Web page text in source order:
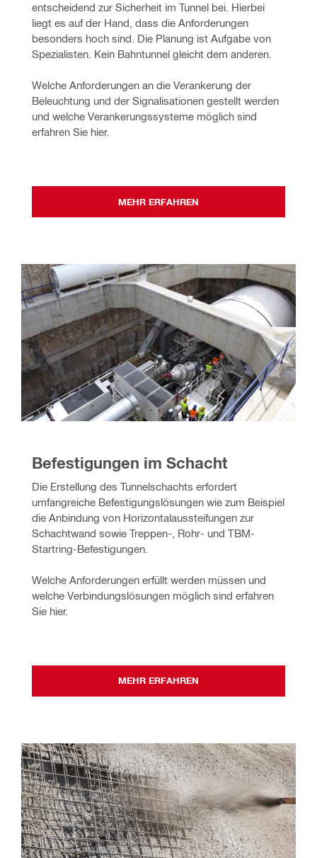
entscheidend zur Sicherheit im Tunnel bei. Hierbei
liegt es auf der Hand, dass die Anforderungen
besonders hoch sind. Die Planung ist Aufgabe von
Spezialisten. Kein Bahntunnel gleicht dem anderen.
Welche Anforderungen an die Verankerung der
Beleuchtung und der Signalisationen gestellt werden
und welche Verankerungssysteme möglich sind
erfahren Sie hier.
MEHR ERFAHREN
Befestigungen im Schacht
Die Erstellung des Tunnelschachts erfordert
umfangreiche Befestigungslösungen wie zum Beispiel
die Anbindung von Horizontalaussteifungen zur
Schachtwand sowie Treppen-, Rohr- und TBM-
Startring-Befestigungen.
Welche Anforderungen erfüllt werden müssen und
welche Verbindungslösungen möglich sind erfahren
Sie hier.
MEHR ERFAHREN